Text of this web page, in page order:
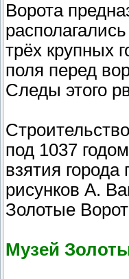
Ворота
трёх крупных
поля перед
Следы этого
под 1037
взятия
рисунков А.
Золотые
Музей